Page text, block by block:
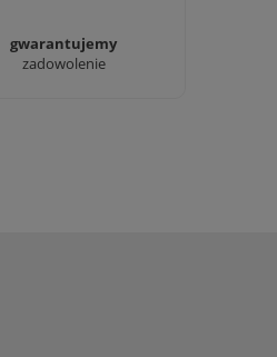
gwarantujemy
zadowolenie